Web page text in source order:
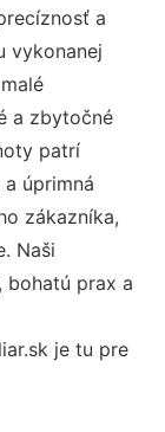
a
vykonanej
a zbytočné
patrí
úprimná
zákazníka,
Naši
bohatú prax a
je tu pre